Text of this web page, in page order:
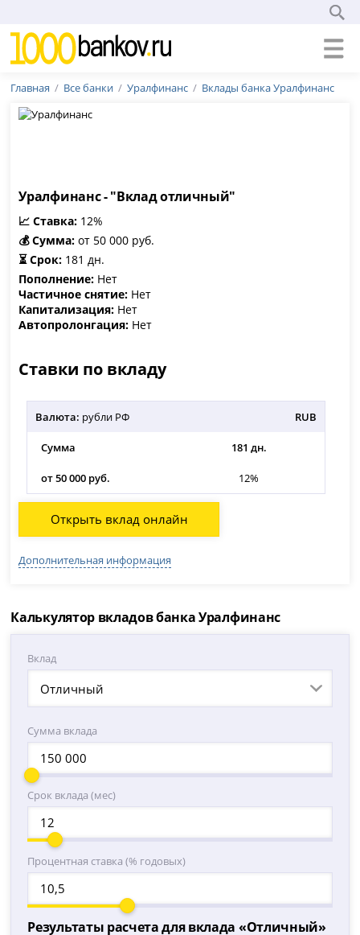
Главная Все банки Уралфинанс Вклады банка Уралфинанс
Уралфинанс - "Вклад отличный"
📈 Ставка: 12%
💰 Сумма: от 50 000 руб.
⏳ Срок: 181 дн.
Пополнение: Нет
Частичное снятие: Нет
Капитализация: Нет
Автопролонгация: Нет
Ставки по вкладу
Валюта: рубли РФ RUB
Сумма 181 дн.
от 50 000 руб. 12%
Открыть вклад онлайн
Дополнительная информация
Калькулятор вкладов банка Уралфинанс
Вклад
Отличный
Сумма вклада
Срок вклада (мес)
Процентная ставка (% годовых)
Результаты расчета для вклада «Отличный»